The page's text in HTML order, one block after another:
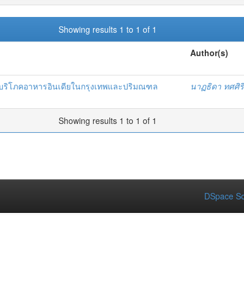
Showing results 1 to 1 of 1
Author(s)
โภคอาหารอินเดียในกรุงเทพและปริมณฑล นาฏธิดา ทศศิริ
Showing results 1 to 1 of 1
DSpace